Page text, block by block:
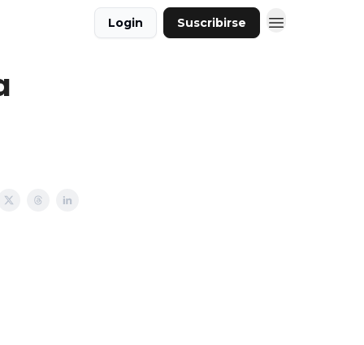
Login Suscribirse